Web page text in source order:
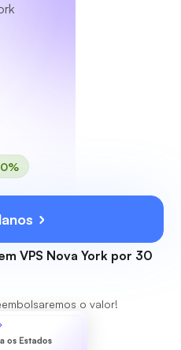
VPS Nova York por 30
o valor!
os Estados